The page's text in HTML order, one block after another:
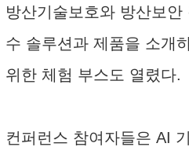
방산기술보호와 방산보
수 솔루션과 제품을 소개
위한 체험 부스도 열렸다.
컨퍼런스 참여자들은 AI